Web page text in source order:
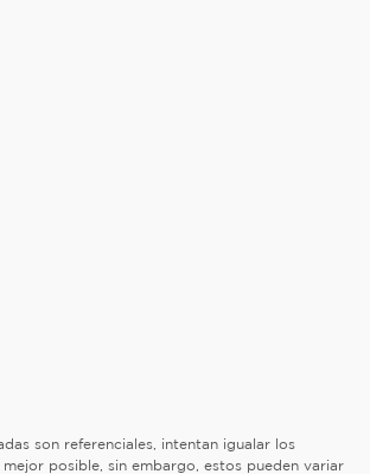
son referenciales, intentan igualar los
posible, sin embargo, estos pueden variar